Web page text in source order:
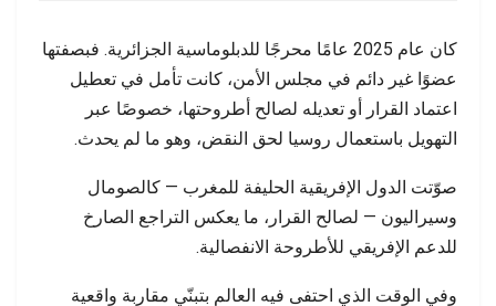
كان عام 2025 عامًا محرجًا للدبلوماسية الجزائرية. فبصفتها
عضوًا غير دائم في مجلس الأمن، كانت تأمل في تعطيل
اعتماد القرار أو تعديله لصالح أطروحتها، خصوصًا عبر
التهويل باستعمال روسيا لحق النقض، وهو ما لم يحدث.
صوّتت الدول الإفريقية الحليفة للمغرب — كالصومال
وسيراليون — لصالح القرار، ما يعكس التراجع الصارخ
للدعم الإفريقي للأطروحة الانفصالية.
وفي الوقت الذي احتفى فيه العالم بتبنّي مقاربة واقعية